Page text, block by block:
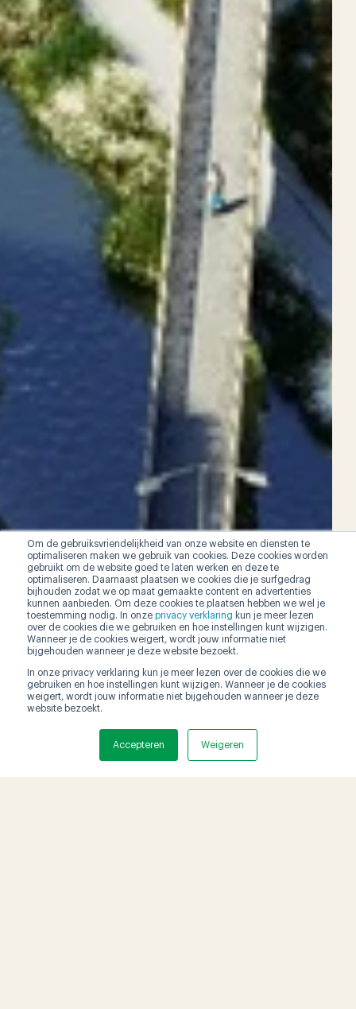
Om de gebruiksvriendelijkheid van onze website en diensten te
optimaliseren maken we gebruik van cookies. Deze cookies worden
gebruikt om de website goed te laten werken en deze te
optimaliseren. Daarnaast plaatsen we cookies die je surfgedrag
bijhouden zodat we op maat gemaakte content en advertenties
kunnen aanbieden. Om deze cookies te plaatsen hebben we wel je
toestemming nodig. In onze privacy verklaring kun je meer lezen
over de cookies die we gebruiken en hoe instellingen kunt wijzigen.
Wanneer je de cookies weigert, wordt jouw informatie niet
bijgehouden wanneer je deze website bezoekt.
In onze privacy verklaring kun je meer lezen over de cookies die we
gebruiken en hoe instellingen kunt wijzigen. Wanneer je de cookies
weigert, wordt jouw informatie niet bijgehouden wanneer je deze
website bezoekt.
Accepteren Weigeren